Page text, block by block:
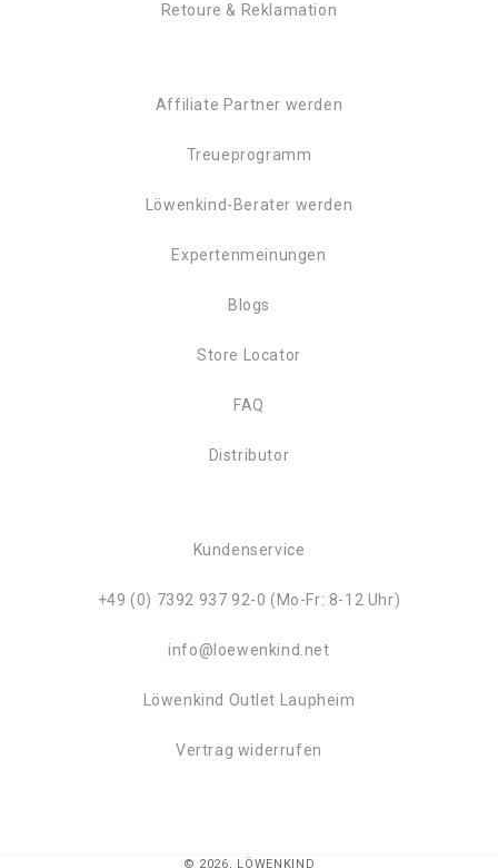
Retoure & Reklamation
Affiliate Partner werden
Treueprogramm
Löwenkind-Berater werden
Expertenmeinungen
Blogs
Store Locator
FAQ
Distributor
Kundenservice
+49 (0) 7392 937 92-0 (Mo-Fr: 8-12 Uhr)
info@loewenkind.net
Löwenkind Outlet Laupheim
Vertrag widerrufen
© 2026, LÖWENKIND